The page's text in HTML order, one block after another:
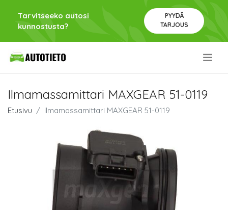
Tarvitseeko autosi
kunnostusta?
PYYDÄ
TARJOUS
Ilmamassamittari MAXGEAR 51-0119
Etusivu Ilmamassamittari MAXGEAR 51-0119